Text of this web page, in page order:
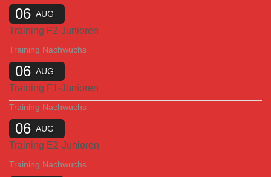
06 AUG
Training F2-Junioren
Training Nachwuchs
06 AUG
Training F1-Junioren
Training Nachwuchs
06 AUG
Training E2-Junioren
Training Nachwuchs